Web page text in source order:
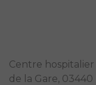
Centre
de la Gare, 03440